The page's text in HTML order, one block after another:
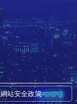
網站安全政策